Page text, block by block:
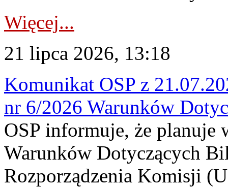
Więcej...
21 lipca 2026, 13:18
Komunikat OSP z
nr 6/2026 Warunków
OSP informuje, że planuje
Warunków Dotyczących
Rozporządzenia Komisji